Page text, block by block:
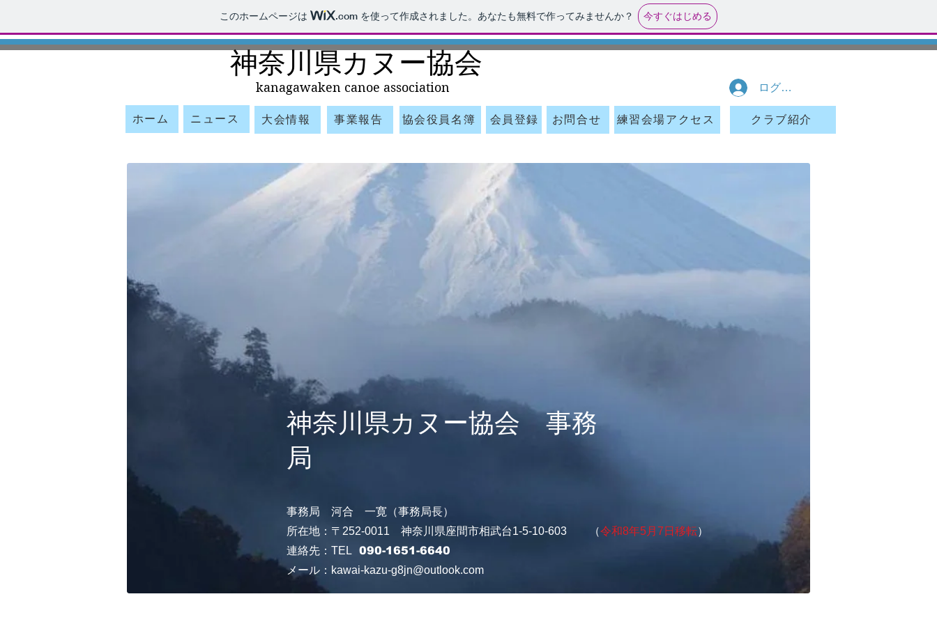
このホームページは .com を使って作成されました。あなたも無料で作ってみませんか？ 今すぐはじめる
​神奈川県カヌー協会
kanagawaken canoe association​
ホーム ニュース 大会情報 事業報告 協会役員名簿 会員登録 お問合せ 練習会場アクセス クラブ紹介
ログイン
事務局 河合 一寛（事務局長）
所在地：〒252-0011 神奈川県座間市相武台1-5-10-603 （令和8年5月7日移転）
連絡先：TEL 090-1651-6640
メール： kawai-kazu-g8jn@outlook.com
​神奈川県カヌー協会 事務
局